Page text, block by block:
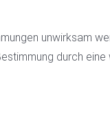
unwirksam
durch